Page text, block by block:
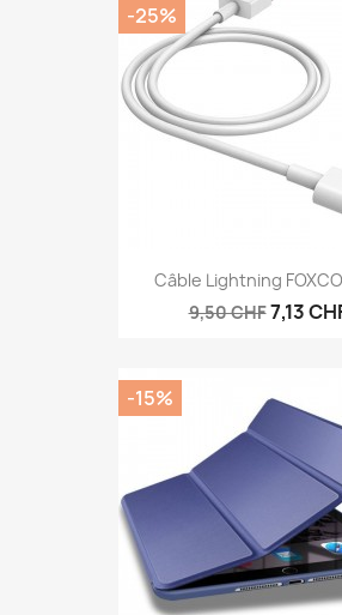
Câble Lightning
9,50 CHF7,13
-25%
-15%